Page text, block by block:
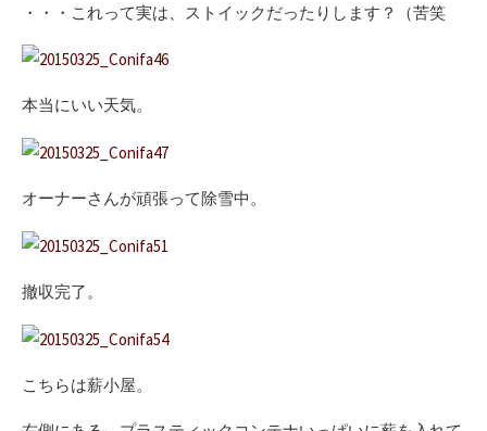
・・・これって実は、ストイックだったりします？（苦笑
本当にいい天気。
オーナーさんが頑張って除雪中。
撤収完了。
こちらは薪小屋。